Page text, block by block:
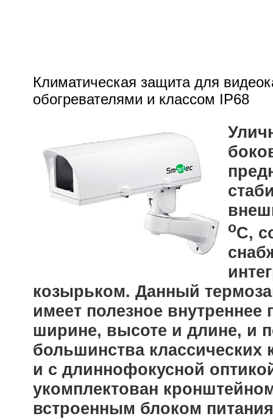
Климатическая защита для
обогревателями и классом IP68
oС,
козырьком. Данный
имеет полезное внутреннее
ширине, высоте и длине, и
большинства
и с длиннофокусной
укомплектован
встроенным блоком